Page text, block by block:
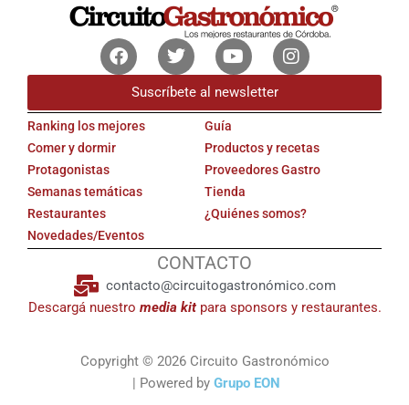
FacebookTwitterYoutubeInstagram
Suscríbete al newsletter
Ranking los mejores
Comer y dormir
Protagonistas
Semanas temáticas
Restaurantes
Novedades/Eventos
Guía
Productos y recetas
Proveedores Gastro
Tienda
¿Quiénes somos?
CONTACTO
contacto@circuitogastronómico.com
Descargá nuestro media kitpara sponsors y restaurantes.
Copyright © 2026 Circuito Gastronómico
| Powered by Grupo EON